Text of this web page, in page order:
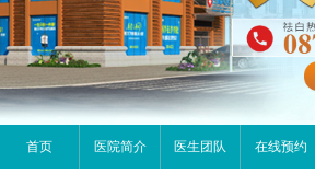
首页 医院简介 医生团队 在线预约